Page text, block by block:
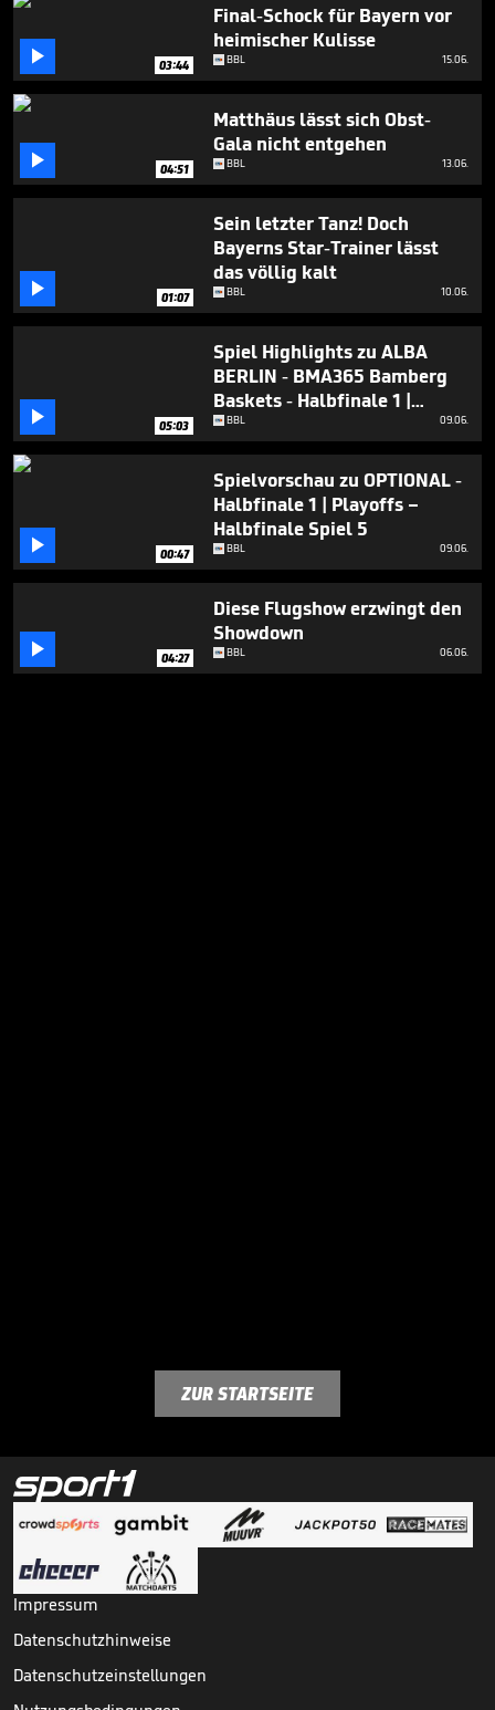
 03:44
Final-Schock für Bayern vor
heimischer Kulisse
BBL 15.06.
 04:51
Matthäus lässt sich Obst-
Gala nicht entgehen
BBL 13.06.
 01:07
Sein letzter Tanz! Doch
Bayerns Star-Trainer lässt
das völlig kalt
BBL 10.06.
 05:03
Spiel Highlights zu ALBA
BERLIN - BMA365 Bamberg
Baskets - Halbfinale 1 |
Playoffs – Halbfinale Spiel 5
BBL 09.06.
 00:47
Spielvorschau zu OPTIONAL -
Halbfinale 1 | Playoffs –
Halbfinale Spiel 5
BBL 09.06.
 04:27
Diese Flugshow erzwingt den
Showdown
BBL 06.06.
ZUR STARTSEITE
Impressum
Datenschutzhinweise
Datenschutzeinstellungen